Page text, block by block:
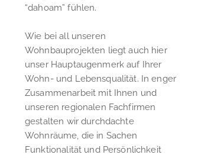
“dahoam” fühlen.
Wie bei all unseren
Wohnbauprojekten liegt auch hier
unser Hauptaugenmerk auf Ihrer
Wohn- und Lebensqualität. In enger
Zusammenarbeit mit Ihnen und
unseren regionalen Fachfirmen
gestalten wir durchdachte
Wohnräume, die in Sachen
Funktionalität und Persönlichkeit